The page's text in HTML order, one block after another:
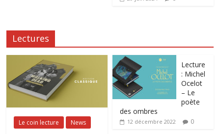
Lectures
Le coin lecture News
Lecture
: Michel
Ocelot
– Le
poète
des ombres
12 décembre 2022 0